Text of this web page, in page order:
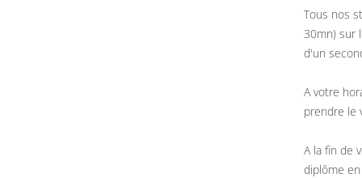
Tous nos
30mn) sur
d'un
A votre
prendre le
A la fin de
diplôme